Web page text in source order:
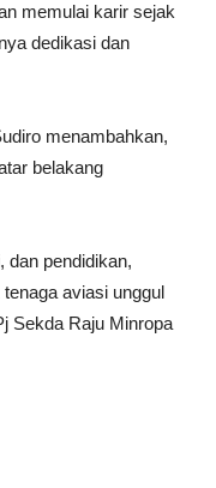
memulai karir sejak
dedikasi dan
menambahkan,
belakang
dan pendidikan,
aviasi unggul
Sekda Raju Minropa